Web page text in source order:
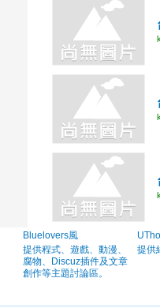
Bluelovers風
提供程式、遊戲、動漫、
腐物、Discuz插件及文章
創作等主題討論區。
提供